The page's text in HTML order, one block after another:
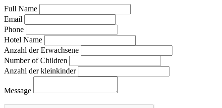
Full Name
Email
Phone
Hotel Name
Anzahl der Erwachsene
Number of Children
Anzahl der kleinkinder
Message